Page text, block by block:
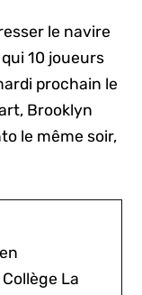
le navire
10 joueurs
prochain le
Brooklyn
le même soir,
La